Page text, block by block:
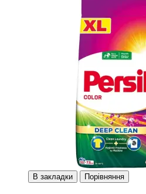
В закладки Порівняння